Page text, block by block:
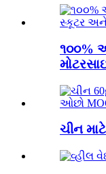
૧૦૦%
ચીન